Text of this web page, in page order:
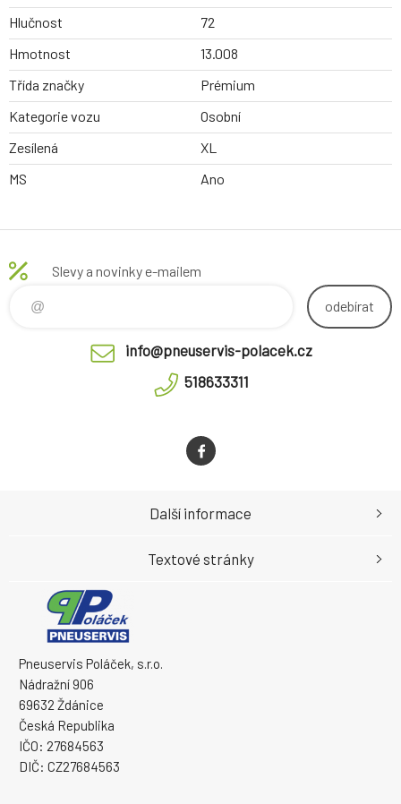
Hlučnost
72
Hmotnost
13.008
Třída značky
Prémium
Kategorie vozu
Osobní
Zesílená
XL
MS
Ano
Slevy a novinky e-mailem
odebírat
info@pneuservis-polacek.cz
518633311
Pneuservis Poláček, s.r.o.
Nádražní 906
69632 Ždánice
Česká Republika
IČO: 27684563
DIČ: CZ27684563
Další informace
Textové stránky